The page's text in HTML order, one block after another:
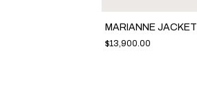
MARIANNE JACKET
$13,900.00